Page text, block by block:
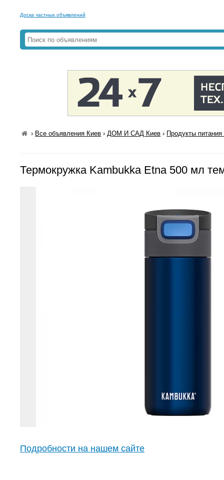
Доска частных объявлений
› Все объявления Киев ›ДОМ И САД Киев › Продукты
Термокружка Kambukka Etna 500 мл
Подробности на нашем сайте